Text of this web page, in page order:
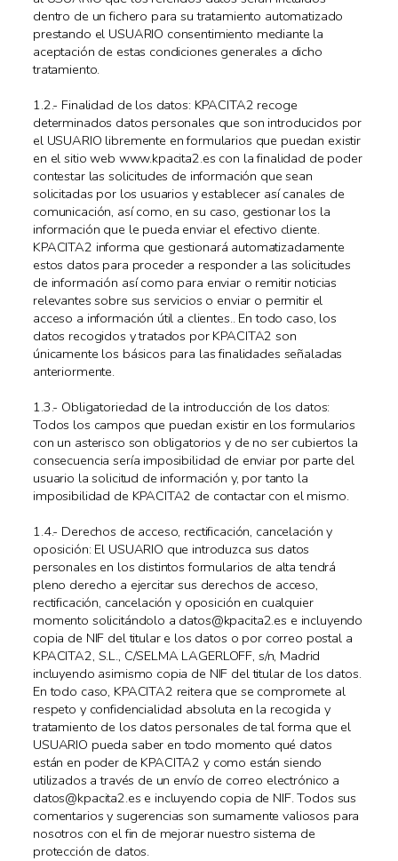
dentro de un fichero para su tratamiento automatizado
prestando el USUARIO consentimiento mediante la
aceptación de estas condiciones generales a dicho
tratamiento.
1.2.- Finalidad de los datos: KPACITA2 recoge
determinados datos personales que son introducidos por
el USUARIO libremente en formularios que puedan existir
en el sitio web www.kpacita2.es con la finalidad de poder
contestar las solicitudes de información que sean
solicitadas por los usuarios y establecer así canales de
comunicación, así como, en su caso, gestionar los la
información que le pueda enviar el efectivo cliente.
KPACITA2 informa que gestionará automatizadamente
estos datos para proceder a responder a las solicitudes
de información así como para enviar o remitir noticias
relevantes sobre sus servicios o enviar o permitir el
acceso a información útil a clientes.. En todo caso, los
datos recogidos y tratados por KPACITA2 son
únicamente los básicos para las finalidades señaladas
anteriormente.
1.3.- Obligatoriedad de la introducción de los datos:
Todos los campos que puedan existir en los formularios
con un asterisco son obligatorios y de no ser cubiertos la
consecuencia sería imposibilidad de enviar por parte del
usuario la solicitud de información y, por tanto la
imposibilidad de KPACITA2 de contactar con el mismo.
1.4.- Derechos de acceso, rectificación, cancelación y
oposición: El USUARIO que introduzca sus datos
personales en los distintos formularios de alta tendrá
pleno derecho a ejercitar sus derechos de acceso,
rectificación, cancelación y oposición en cualquier
momento solicitándolo a datos@kpacita2.es e incluyendo
copia de NIF del titular e los datos o por correo postal a
KPACITA2, S.L., C/SELMA LAGERLOFF, s/n, Madrid
incluyendo asimismo copia de NIF del titular de los datos.
En todo caso, KPACITA2 reitera que se compromete al
respeto y confidencialidad absoluta en la recogida y
tratamiento de los datos personales de tal forma que el
USUARIO pueda saber en todo momento qué datos
están en poder de KPACITA2 y como están siendo
utilizados a través de un envío de correo electrónico a
datos@kpacita2.es e incluyendo copia de NIF. Todos sus
comentarios y sugerencias son sumamente valiosos para
nosotros con el fin de mejorar nuestro sistema de
protección de datos.